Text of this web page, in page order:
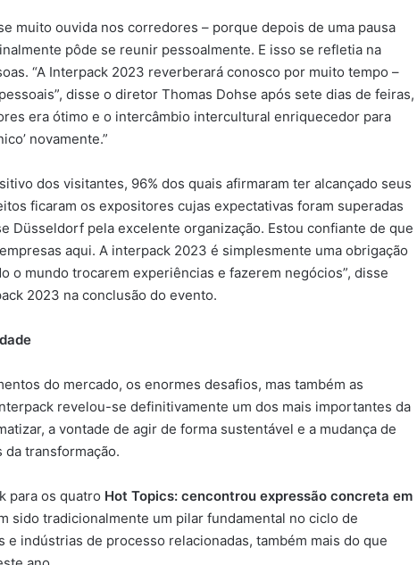
muito ouvida nos corredores – porque depois de uma pausa
pôde se reunir pessoalmente. E isso se refletia na
“A Interpack 2023 reverberará conosco por muito tempo –
disse o diretor Thomas Dohse após sete dias de feiras,
era ótimo e o intercâmbio intercultural enriquecedor para
novamente.”
dos visitantes, 96% dos quais afirmaram ter alcançado seus
ficaram os expositores cujas expectativas foram superadas
Düsseldorf pela excelente organização. Estou confiante de que
aqui. A interpack 2023 é simplesmente uma obrigação
o mundo trocarem experiências e fazerem negócios”, disse
2023 na conclusão do evento.
do mercado, os enormes desafios, mas também as
revelou-se definitivamente um dos mais importantes da
a vontade de agir de forma sustentável e a mudança de
transformação.
para os quatro Hot Topics: cencontrou expressão concreta em
sido tradicionalmente um pilar fundamental no ciclo de
e indústrias de processo relacionadas, também mais do que